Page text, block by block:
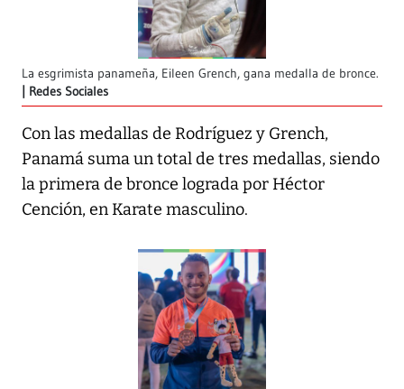
La esgrimista panameña, Eileen Grench, gana medalla de bronce.
Redes Sociales
Con las medallas de Rodríguez y Grench,
Panamá suma un total de tres medallas, siendo
la primera de bronce lograda porHéctor
Cención, en Karate masculino.